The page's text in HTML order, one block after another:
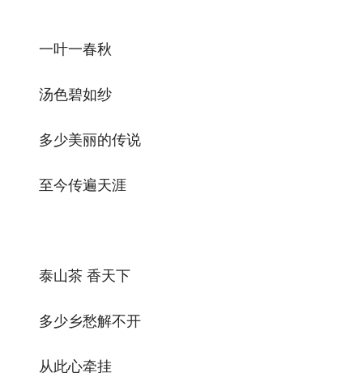
一叶一春秋
汤色碧如纱
多少美丽的传说
至今传遍天涯
泰山茶 香天下
多少乡愁解不开
从此心牵挂